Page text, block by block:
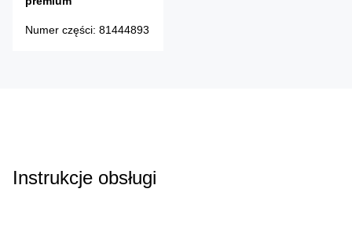
Numer części: 81444893
Instrukcje obsługi